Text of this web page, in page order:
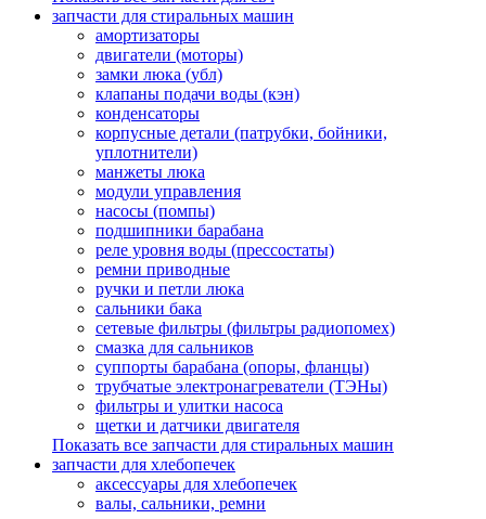
запчасти для стиральных машин
амортизаторы
двигатели (моторы)
замки люка (убл)
клапаны подачи воды (кэн)
конденсаторы
корпусные детали (патрубки, бойники,
уплотнители)
манжеты люка
модули управления
насосы (помпы)
подшипники барабана
реле уровня воды (прессостаты)
ремни приводные
ручки и петли люка
сальники бака
сетевые фильтры (фильтры радиопомех)
смазка для сальников
суппорты барабана (опоры, фланцы)
трубчатые электронагреватели (ТЭНы)
фильтры и улитки насоса
щетки и датчики двигателя
Показать все запчасти для стиральных машин
запчасти для хлебопечек
аксессуары для хлебопечек
валы, сальники, ремни